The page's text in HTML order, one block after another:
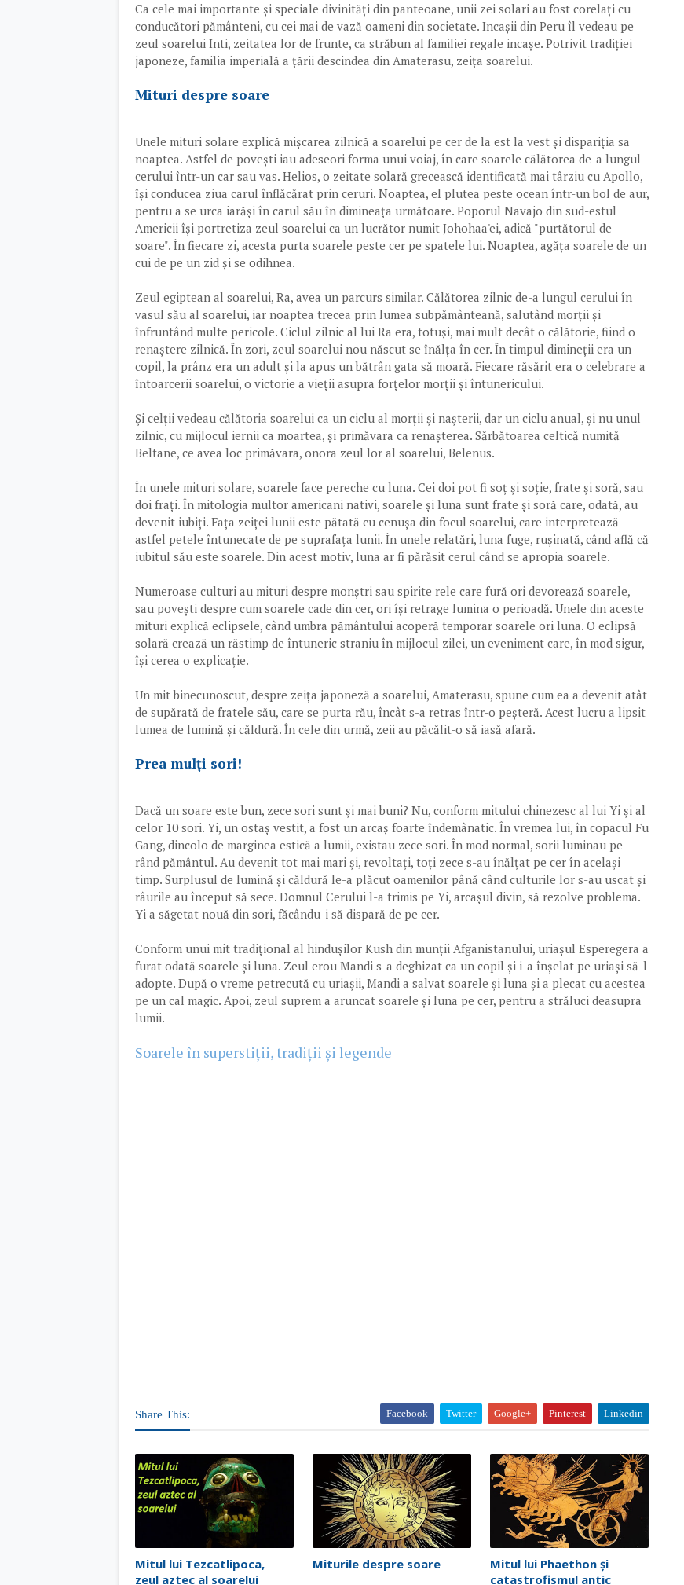
Ca cele mai importante și speciale divinități din panteoane, unii zei solari au fost corelați cu
conducători pământeni, cu cei mai de vază oameni din societate. Incașii din Peru îl vedeau pe
zeul soarelui Inti, zeitatea lor de frunte, ca străbun al familiei regale incașe. Potrivit tradiției
japoneze, familia imperială a țării descindea din Amaterasu, zeița soarelui.
Mituri despre soare
Unele mituri solare explică mișcarea zilnică a soarelui pe cer de la est la vest și dispariția sa
noaptea. Astfel de povești iau adeseori forma unui voiaj, în care soarele călătorea de-a lungul
cerului într-un car sau vas. Helios, o zeitate solară grecească identificată mai târziu cu Apollo,
își conducea ziua carul înflăcărat prin ceruri. Noaptea, el plutea peste ocean într-un bol de aur,
pentru a se urca iarăși în carul său în dimineața următoare. Poporul Navajo din sud-estul
Americii își portretiza zeul soarelui ca un lucrător numit Johohaa'ei, adică "purtătorul de
soare". În fiecare zi, acesta purta soarele peste cer pe spatele lui. Noaptea, agăța soarele de un
cui de pe un zid și se odihnea.
Zeul egiptean al soarelui, Ra, avea un parcurs similar. Călătorea zilnic de-a lungul cerului în
vasul său al soarelui, iar noaptea trecea prin lumea subpământeană, salutând morții și
înfruntând multe pericole. Ciclul zilnic al lui Ra era, totuși, mai mult decât o călătorie, fiind o
renaștere zilnică. În zori, zeul soarelui nou născut se înălța în cer. În timpul dimineții era un
copil, la prânz era un adult și la apus un bătrân gata să moară. Fiecare răsărit era o celebrare a
întoarcerii soarelui, o victorie a vieții asupra forțelor morții și întunericului.
Și celții vedeau călătoria soarelui ca un ciclu al morții și nașterii, dar un ciclu anual, și nu unul
zilnic, cu mijlocul iernii ca moartea, și primăvara ca renașterea. Sărbătoarea celtică numită
Beltane, ce avea loc primăvara, onora zeul lor al soarelui, Belenus.
În unele mituri solare, soarele face pereche cu luna. Cei doi pot fi soț și soție, frate și soră, sau
doi frați. În mitologia multor americani nativi, soarele și luna sunt frate și soră care, odată, au
devenit iubiți. Fața zeiței lunii este pătată cu cenușa din focul soarelui, care interpretează
astfel petele întunecate de pe suprafața lunii. În unele relatări, luna fuge, rușinată, când află că
iubitul său este soarele. Din acest motiv, luna ar fi părăsit cerul când se apropia soarele.
Numeroase culturi au mituri despre monștri sau spirite rele care fură ori devorează soarele,
sau povești despre cum soarele cade din cer, ori își retrage lumina o perioadă. Unele din aceste
mituri explică eclipsele, când umbra pământului acoperă temporar soarele ori luna. O eclipsă
solară crează un răstimp de întuneric straniu în mijlocul zilei, un eveniment care, în mod sigur,
își cerea o explicație.
Un mit binecunoscut, despre zeița japoneză a soarelui, Amaterasu, spune cum ea a devenit atât
de supărată de fratele său, care se purta rău, încât s-a retras într-o peșteră. Acest lucru a lipsit
lumea de lumină și căldură. În cele din urmă, zeii au păcălit-o să iasă afară.
Prea mulți sori!
Dacă un soare este bun, zece sori sunt și mai buni? Nu, conform mitului chinezesc al lui Yi și al
celor 10 sori. Yi, un ostaș vestit, a fost un arcaș foarte îndemânatic. În vremea lui, în copacul Fu
Gang, dincolo de marginea estică a lumii, existau zece sori. În mod normal, sorii luminau pe
rând pământul. Au devenit tot mai mari și, revoltați, toți zece s-au înălțat pe cer în același
timp. Surplusul de lumină și căldură le-a plăcut oamenilor până când culturile lor s-au uscat și
râurile au început să sece. Domnul Cerului l-a trimis pe Yi, arcașul divin, să rezolve problema.
Yi a săgetat nouă din sori, făcându-i să dispară de pe cer.
Conform unui mit tradițional al hindușilor Kush din munții Afganistanului, uriașul Esperegera a
furat odată soarele și luna. Zeul erou Mandi s-a deghizat ca un copil și i-a înșelat pe uriași să-l
adopte. După o vreme petrecută cu uriașii, Mandi a salvat soarele și luna și a plecat cu acestea
pe un cal magic. Apoi, zeul suprem a aruncat soarele și luna pe cer, pentru a străluci deasupra
lumii.
Soarele în superstiții, tradiții și legende
Share This: Facebook Twitter Google+ Pinterest Linkedin
Mitul lui Tezcatlipoca,
zeul aztec al soarelui
Miturile despre soare
Mitul lui Phaethon și
catastrofismul antic